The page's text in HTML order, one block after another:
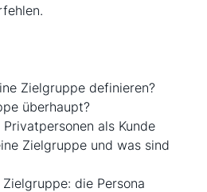
Zielgruppe definieren?
überhaupt?
als Kunde
Zielgruppe und was sind
die Persona